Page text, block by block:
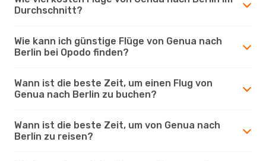
Durchschnitt?
Wie kann ich günstige Flüge von Genua nach
Berlin bei Opodo finden?
Wann ist die beste Zeit, um einen Flug von
Genua nach Berlin zu buchen?
Wann ist die beste Zeit, um von Genua nach
Berlin zu reisen?